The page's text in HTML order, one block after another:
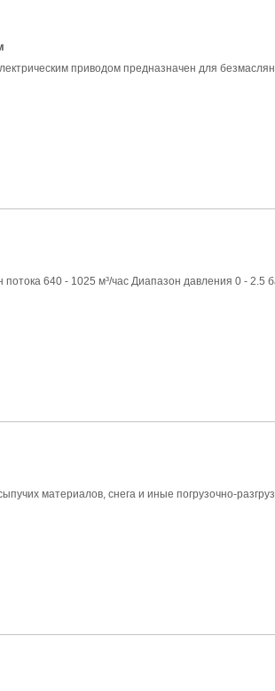
приводом предназначен для
640 - 1025 м³/час Диапазон давления 0 - 2.5
материалов, снега и иные погрузочно-